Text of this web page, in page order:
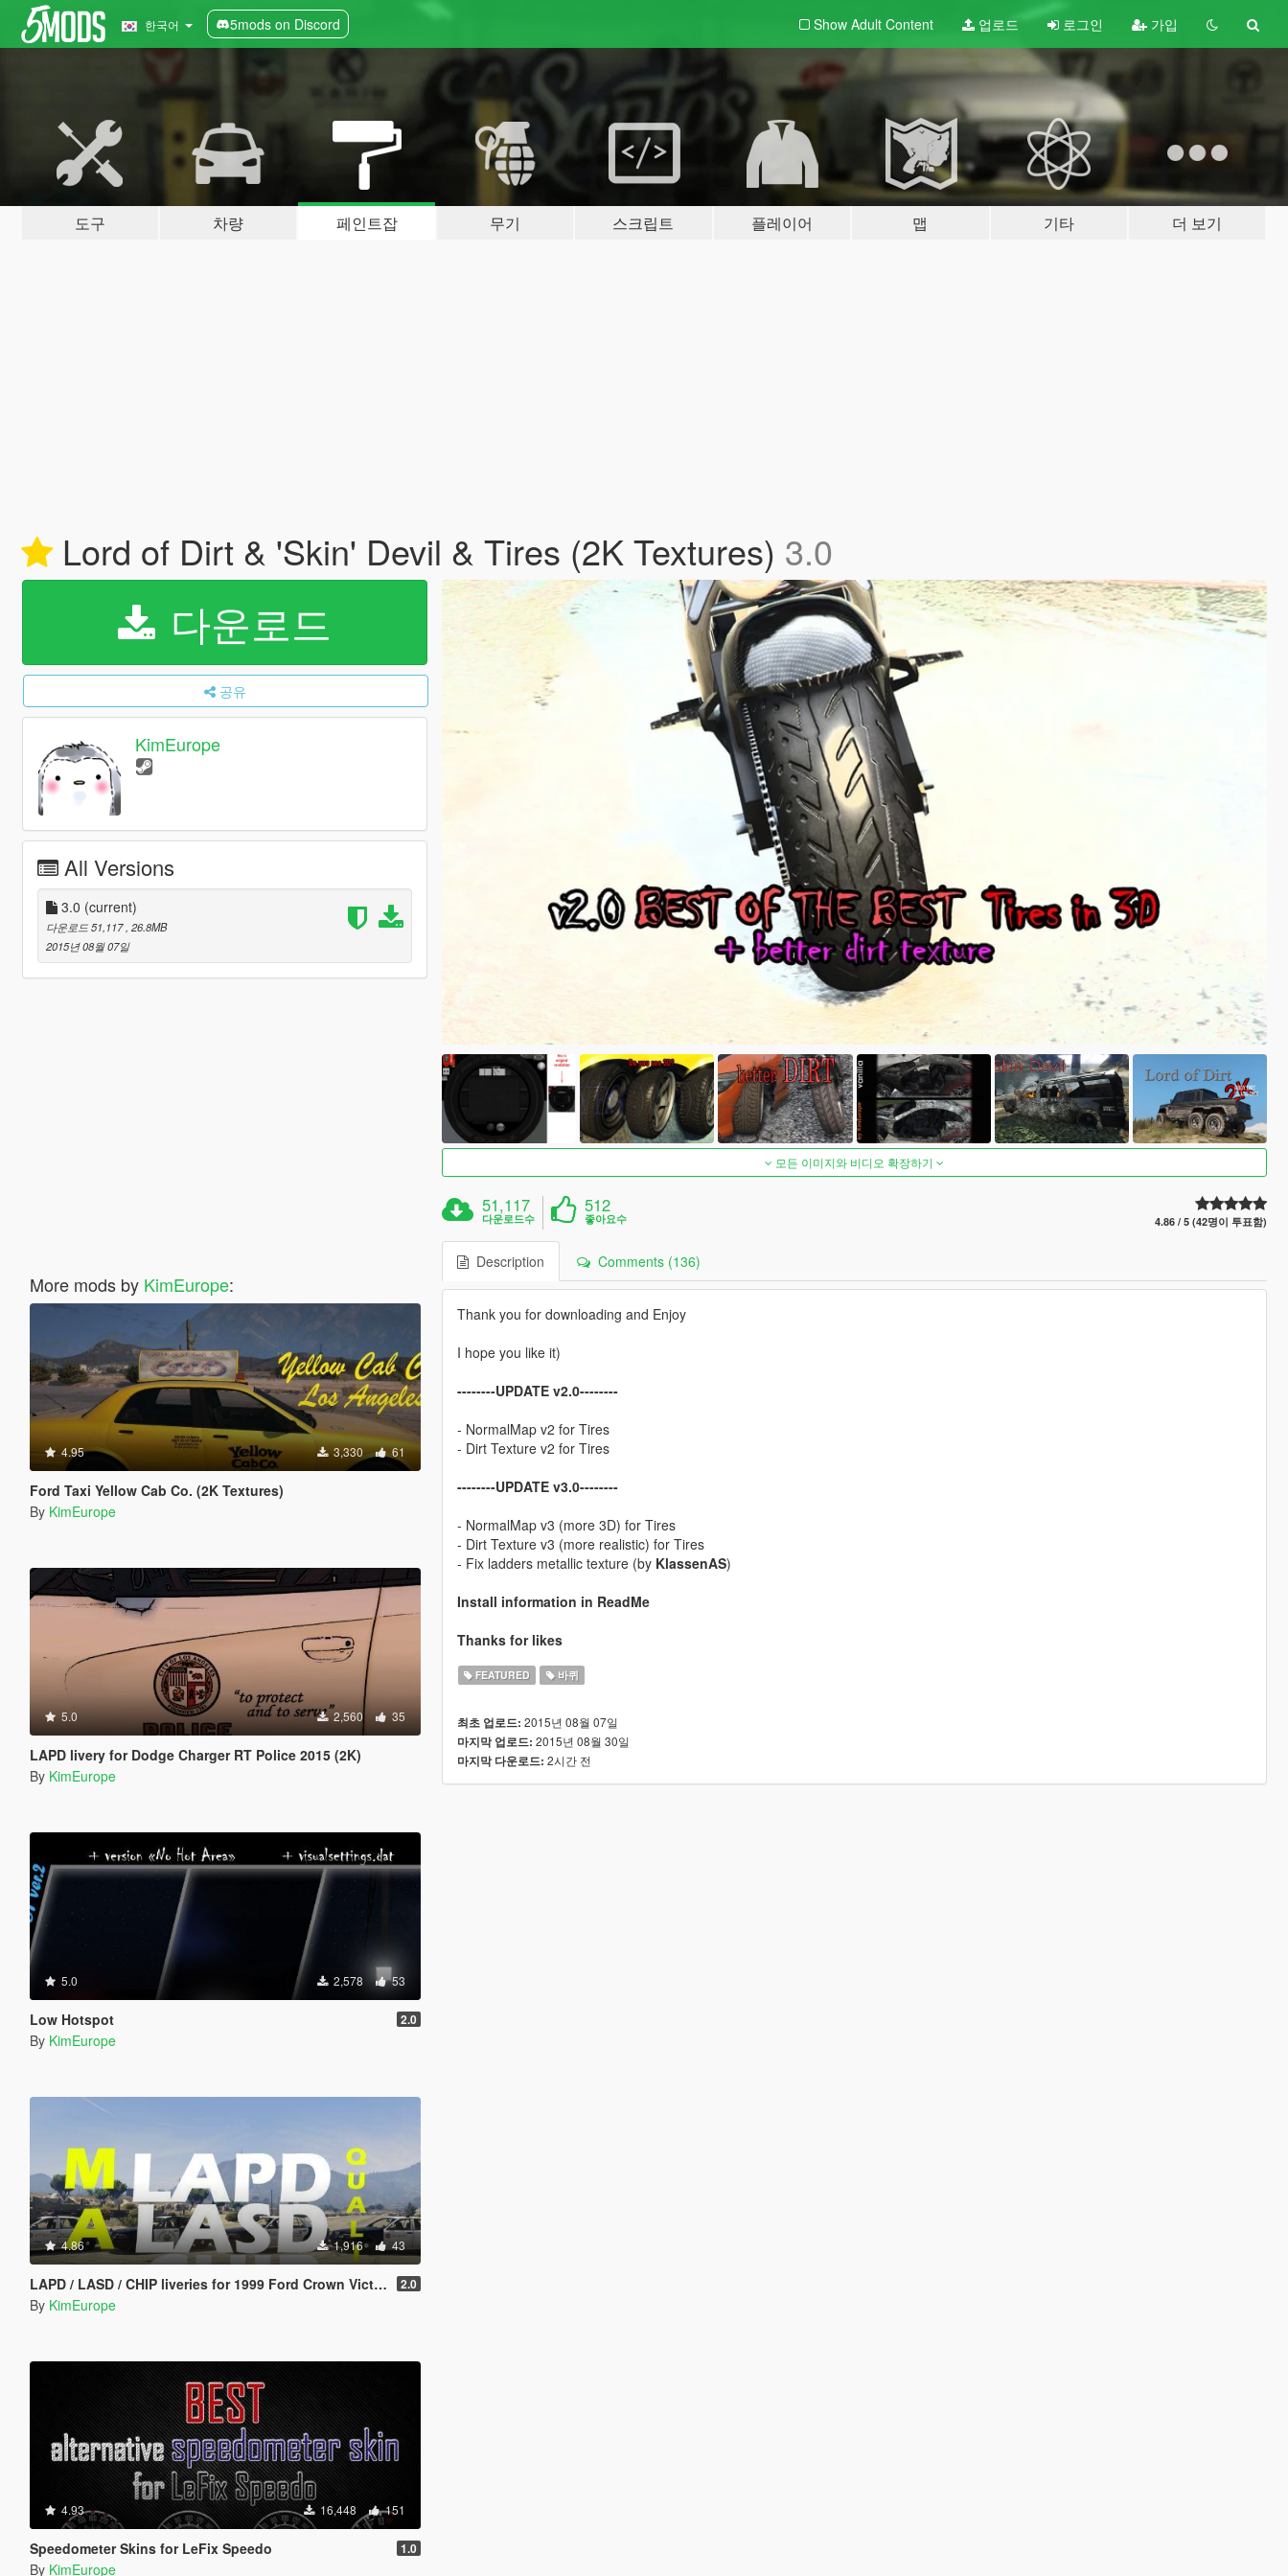
한국어 5mods on Discord Show Adult Content 업로드 로그인 가입
도구 차량 페인트잡 무기 스크립트 플레이어 맵 기타 더 보기
Lord of Dirt & 'Skin' Devil & Tires (2K Textures) 3.0
다운로드
공유
KimEurope
All Versions
3.0 (current)
다운로드 51,117 , 26.8MB
2015년 08월 07일
More mods by KimEurope:
4.95 3,330 61
Ford Taxi Yellow Cab Co. (2K Textures)
By KimEurope
5.0 2,560 35
LAPD livery for Dodge Charger RT Police 2015 (2K)
By KimEurope
5.0 2,578 53
Low Hotspot 2.0
By KimEurope
4.86 1,916 43
LAPD / LASD / CHIP liveries for 1999 Ford Crown Victoria 2.0
By KimEurope
4.93 16,448 151
Speedometer Skins for LeFix Speedo 1.0
By KimEurope
모든 이미지와 비디오 확장하기
51,117
다운로드수
512
좋아요수 4.86 / 5 (42명이 투표함)
Description Comments (136)
Thank you for downloading and Enjoy
I hope you like it)
--------UPDATE v2.0--------
- NormalMap v2 for Tires
- Dirt Texture v2 for Tires
--------UPDATE v3.0--------
- NormalMap v3 (more 3D) for Tires
- Dirt Texture v3 (more realistic) for Tires
- Fix ladders metallic texture (by KlassenAS)
Install information in ReadMe
Thanks for likes
FEATURED 바퀴
최초 업로드: 2015년 08월 07일
마지막 업로드: 2015년 08월 30일
마지막 다운로드: 2시간 전